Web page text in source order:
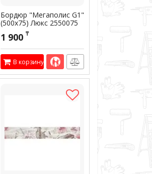
Бордюр "Мегаполис G1"
(500х75) Люкс 2550075
Артикул: 300477
1 900 ₸
В корзину